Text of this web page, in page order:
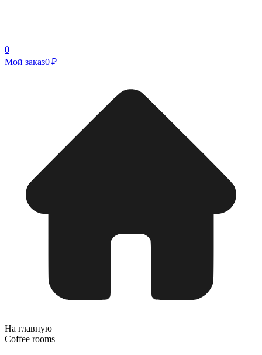
0
Мой заказ0 ₽
На главную
Coffee rooms